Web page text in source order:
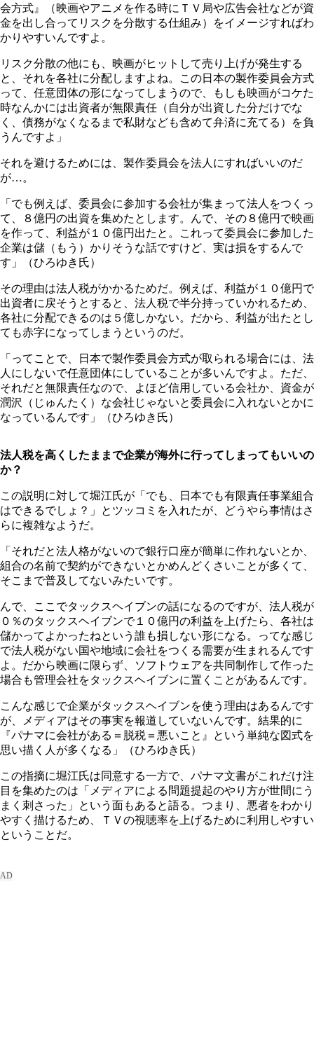
会方式』（映画やアニメを作る時にＴＶ局や広告会社などが資
金を出し合ってリスクを分散する仕組み）をイメージすればわ
かりやすいんですよ。
リスク分散の他にも、映画がヒットして売り上げが発生する
と、それを各社に分配しますよね。この日本の製作委員会方式
って、任意団体の形になってしまうので、もしも映画がコケた
時なんかには出資者が無限責任（自分が出資した分だけでな
く、債務がなくなるまで私財なども含めて弁済に充てる）を負
うんですよ」
それを避けるためには、製作委員会を法人にすればいいのだ
が…。
「でも例えば、委員会に参加する会社が集まって法人をつくっ
て、８億円の出資を集めたとします。んで、その８億円で映画
を作って、利益が１０億円出たと。これって委員会に参加した
企業は儲（もう）かりそうな話ですけど、実は損をするんで
す」（ひろゆき氏）
その理由は法人税がかかるためだ。例えば、利益が１０億円で
出資者に戻そうとすると、法人税で半分持っていかれるため、
各社に分配できるのは５億しかない。だから、利益が出たとし
ても赤字になってしまうというのだ。
「ってことで、日本で製作委員会方式が取られる場合には、法
人にしないで任意団体にしていることが多いんですよ。ただ、
それだと無限責任なので、よほど信用している会社か、資金が
潤沢（じゅんたく）な会社じゃないと委員会に入れないとかに
なっているんです」（ひろゆき氏）
法人税を高くしたままで企業が海外に行ってしまってもいいの
か？
この説明に対して堀江氏が「でも、日本でも有限責任事業組合
はできるでしょ？」とツッコミを入れたが、どうやら事情はさ
らに複雑なようだ。
「それだと法人格がないので銀行口座が簡単に作れないとか、
組合の名前で契約ができないとかめんどくさいことが多くて、
そこまで普及してないみたいです。
んで、ここでタックスヘイブンの話になるのですが、法人税が
０％のタックスヘイブンで１０億円の利益を上げたら、各社は
儲かってよかったねという誰も損しない形になる。ってな感じ
で法人税がない国や地域に会社をつくる需要が生まれるんです
よ。だから映画に限らず、ソフトウェアを共同制作して作った
場合も管理会社をタックスヘイブンに置くことがあるんです。
こんな感じで企業がタックスヘイブンを使う理由はあるんです
が、メディアはその事実を報道していないんです。結果的に
『パナマに会社がある＝脱税＝悪いこと』という単純な図式を
思い描く人が多くなる」（ひろゆき氏）
この指摘に堀江氏は同意する一方で、パナマ文書がこれだけ注
目を集めたのは「メディアによる問題提起のやり方が世間にう
まく刺さった」という面もあると語る。つまり、悪者をわかり
やすく描けるため、ＴＶの視聴率を上げるために利用しやすい
ということだ。